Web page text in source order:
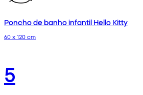
Poncho de banho infantil Hello Kitty
60 x 120 cm
5